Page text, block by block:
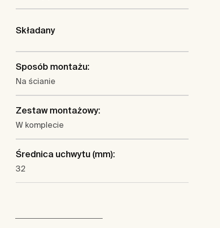
Składany
Sposób montażu:
Na ścianie
Zestaw montażowy:
W komplecie
Średnica uchwytu (mm):
32